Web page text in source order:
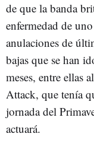
de que la banda
enfermedad de
anulaciones de
bajas que se han
meses, entre ellas
Attack, que tenía
jornada del
actuará.